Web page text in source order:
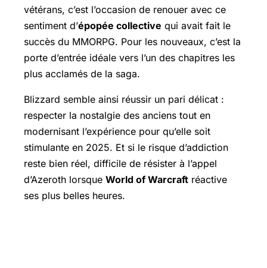
vétérans, c’est l’occasion de renouer avec ce
sentiment d’épopée collective qui avait fait le
succès du MMORPG. Pour les nouveaux, c’est la
porte d’entrée idéale vers l’un des chapitres les
plus acclamés de la saga.
Blizzard semble ainsi réussir un pari délicat :
respecter la nostalgie des anciens tout en
modernisant l’expérience pour qu’elle soit
stimulante en 2025. Et si le risque d’addiction
reste bien réel, difficile de résister à l’appel
d’Azeroth lorsque World of Warcraft réactive
ses plus belles heures.